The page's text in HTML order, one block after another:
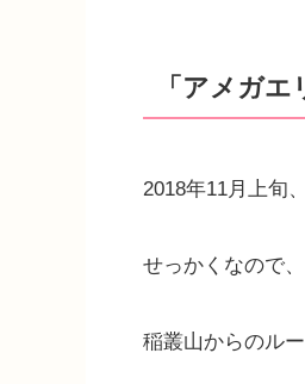
「アメガ
2018年11月上旬
せっかくなので
稲叢山からのル